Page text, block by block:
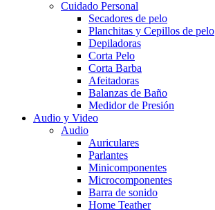
Cuidado Personal
Secadores de pelo
Planchitas y Cepillos de pelo
Depiladoras
Corta Pelo
Corta Barba
Afeitadoras
Balanzas de Baño
Medidor de Presión
Audio y Video
Audio
Auriculares
Parlantes
Minicomponentes
Microcomponentes
Barra de sonido
Home Teather